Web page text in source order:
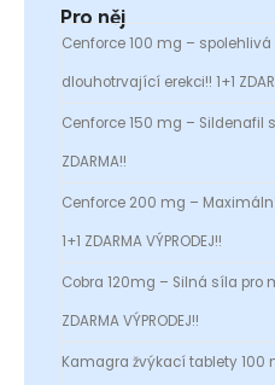
Pro něj
Cenforce 100 mg –
dlouhotrvající erekci!! 1+1
Cenforce 150 mg – Sildenafil
ZDARMA!!
Cenforce 200 mg –
1+1 ZDARMA VÝPRODEJ!!
Cobra 120mg – Silná síla pro
ZDARMA VÝPRODEJ!!
Kamagra žvýkací tablety 100